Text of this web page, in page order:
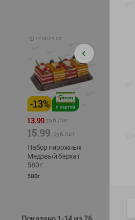
🕘 12:00-21:00
-13%
13.99 руб./шт
15.99 руб./шт
Набор пирожных
Медовый бархат
580 г
580г